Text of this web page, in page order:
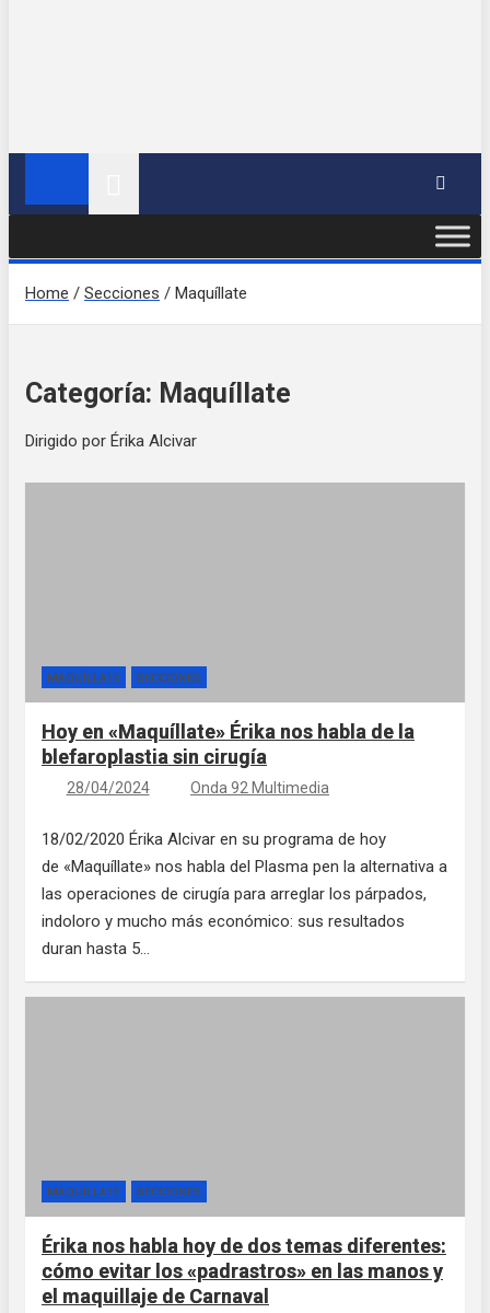
Home Secciones Maquíllate
Categoría: Maquíllate
Dirigido por Érika Alcivar
MAQUÍLLATE SECCIONES
Hoy en «Maquíllate» Érika nos habla de la
blefaroplastia sin cirugía
28/04/2024 Onda 92 Multimedia
18/02/2020 Érika Alcivar en su programa de hoy
de «Maquíllate» nos habla del Plasma pen la alternativa a
las operaciones de cirugía para arreglar los párpados,
indoloro y mucho más económico: sus resultados
duran hasta 5…
MAQUÍLLATE SECCIONES
Érika nos habla hoy de dos temas diferentes:
cómo evitar los «padrastros» en las manos y
el maquillaje de Carnaval